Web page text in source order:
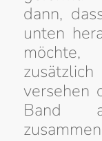
dann,
unten
möchte,
versehen
Band